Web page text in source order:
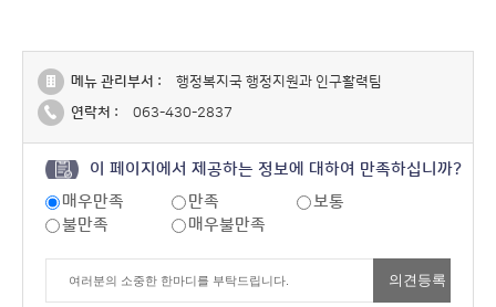
메뉴 관리부서 :
행정복지국 행정지원과 인구활력팀
연락처 :
063-430-2837
이 페이지에서 제공하는 정보에 대하여 만족하십니까?
매우만족
만족
보통
불만족
매우불만족